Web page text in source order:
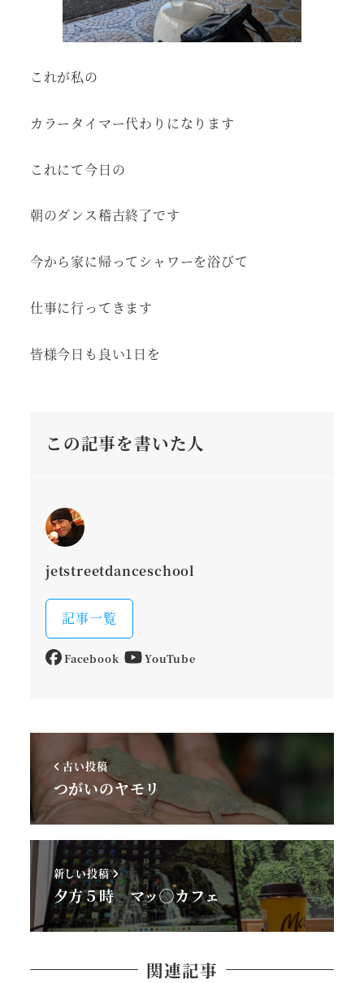
これが私の
カラータイマー代わりになります
これにて今日の
朝のダンス稽古終了です
今から家に帰ってシャワーを浴びて
仕事に行ってきます
皆様今日も良い1日を
この記事を書いた人
jetstreetdanceschool
記事一覧
Facebook YouTube
古い投稿
つがいのヤモリ
新しい投稿
夕方５時 マッ◯カフェ
関連記事